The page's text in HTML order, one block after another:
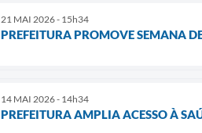
21 MAI 2026 - 15h34
PREFEITURA PROMOVE SEMANA
14 MAI 2026 - 14h34
PREFEITURA AMPLIA ACESSO À